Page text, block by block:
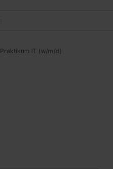
Praktikum IT (w/m/d)